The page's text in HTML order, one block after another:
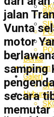
Berita
Galeri
Hubungi
Layanan
jalan
Vunta
motor
samping
secara
memutar